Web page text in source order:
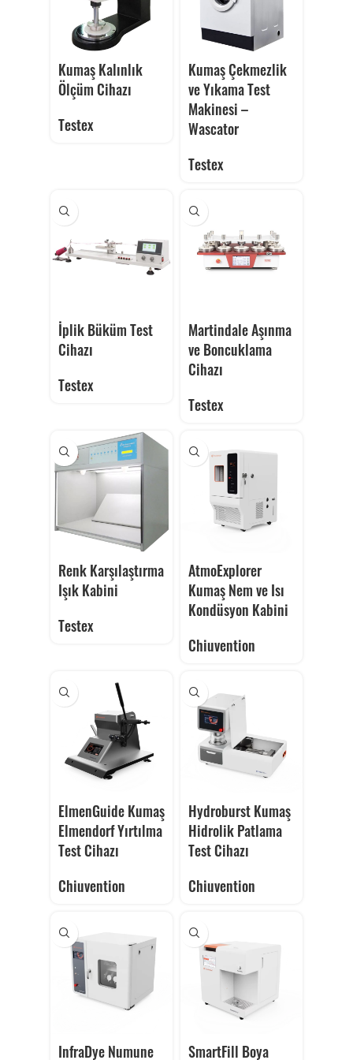
Kumaş Kalınlık
Ölçüm Cihazı
Testex
Kumaş Çekmezlik
ve Yıkama Test
Makinesi –
Wascator
Testex
İplik Büküm Test
Cihazı
Testex
Martindale Aşınma
ve Boncuklama
Cihazı
Testex
Renk Karşılaştırma
Işık Kabini
Testex
AtmoExplorer
Kumaş Nem ve Isı
Kondüsyon Kabini
Chiuvention
ElmenGuide Kumaş
Elmendorf Yırtılma
Test Cihazı
Chiuvention
Hydroburst Kumaş
Hidrolik Patlama
Test Cihazı
Chiuvention
InfraDye Numune
SmartFill Boya